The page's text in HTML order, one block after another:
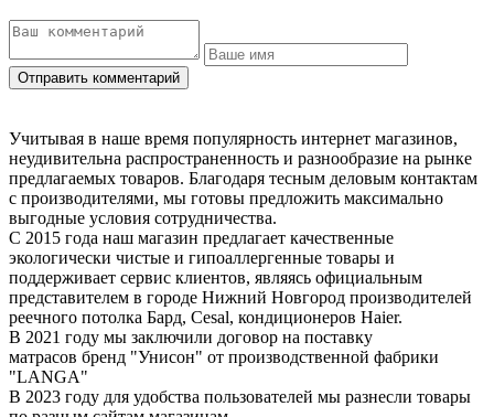
Учитывая в наше время популярность интернет магазинов,
неудивительна распространенность и разнообразие на рынке
предлагаемых товаров. Благодаря тесным деловым контактам
с производителями, мы готовы предложить максимально
выгодные условия сотрудничества.
С 2015 года наш магазин предлагает качественные
экологически чистые и гипоаллергенные товары и
поддерживает сервис клиентов, являясь официальным
представителем в городе Нижний Новгород производителей
реечного потолка Бард, Cesal, кондиционеров Haier.
В 2021 году мы заключили договор на поставку
матрасов бренд "Унисон" от производственной фабрики
"LANGA"
В 2023 году для удобства пользователей мы разнесли товары